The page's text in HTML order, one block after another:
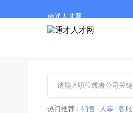
南通人才网
热门推荐： 销售 人事 客服